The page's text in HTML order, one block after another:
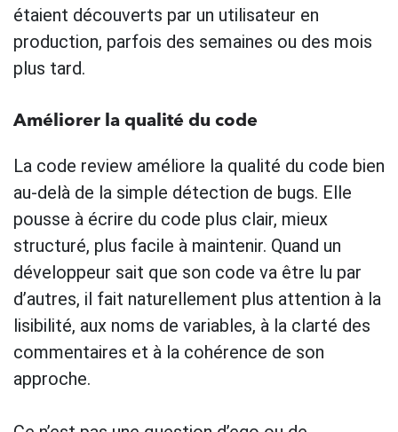
étaient découverts par un utilisateur en
production, parfois des semaines ou des mois
plus tard.
Améliorer la qualité du code
La code review améliore la qualité du code bien
au-delà de la simple détection de bugs. Elle
pousse à écrire du code plus clair, mieux
structuré, plus facile à maintenir. Quand un
développeur sait que son code va être lu par
d’autres, il fait naturellement plus attention à la
lisibilité, aux noms de variables, à la clarté des
commentaires et à la cohérence de son
approche.